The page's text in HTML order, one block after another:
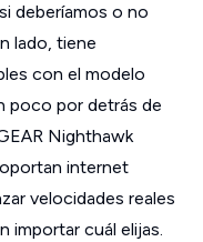
deberíamos o no
lado, tiene
con el modelo
poco por detrás de
Nighthawk
internet
velocidades reales
importar cuál elijas.